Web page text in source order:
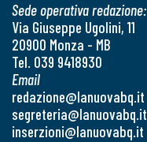
Sede operativa redazione:
Via Giuseppe Ugolini, 11
20900 Monza - MB
Tel. 039 9418930
Email
redazione@lanuovabq.it
segreteria@lanuovabq.it
inserzioni@lanuovabq.it